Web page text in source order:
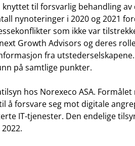
til forsvarlig behandling av
nynoteringer i 2020 og 2021
som ikke var
Growth Advisors og deres
fra
på samtlige punkter.
hos Norexeco ASA.
å forsvare seg mot digitale
IT-tjenester. Den endelige